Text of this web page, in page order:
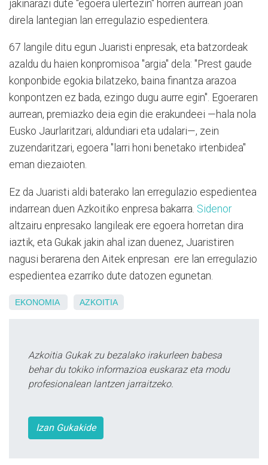
jakinarazi dute "egoera ulertezin" horren aurrean joan
direla lantegian lan erregulazio espedientera.
67 langile ditu egun Juaristi enpresak, eta batzordeak
azaldu du haien konpromisoa "argia" dela: "Prest gaude
konponbide egokia bilatzeko, baina finantza arazoa
konpontzen ez bada, ezingo dugu aurre egin". Egoeraren
aurrean, premiazko deia egin die erakundeei —hala nola
Eusko Jaurlaritzari, aldundiari eta udalari—, zein
zuzendaritzari, egoera "larri honi benetako irtenbidea"
eman diezaioten.
Ez da Juaristi aldi baterako lan erregulazio espedientea
indarrean duen Azkoitiko enpresa bakarra. Sidenor
altzairu enpresako langileak ere egoera horretan dira
iaztik, eta Gukak jakin ahal izan duenez, Juaristiren
nagusi berarena den Aitek enpresan ere lan erregulazio
espedientea ezarriko dute datozen egunetan.
EKONOMIA AZKOITIA
Azkoitia Gukak zu bezalako irakurleen babesa
behar du tokiko informazioa euskaraz eta modu
profesionalean lantzen jarraitzeko.
Izan Gukakide